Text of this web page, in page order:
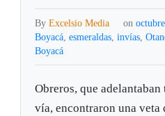
ByExcelsio Media on
Boyacá,esmeraldas,invías,
Boyacá
Obreros, que
vía, encontraron una veta